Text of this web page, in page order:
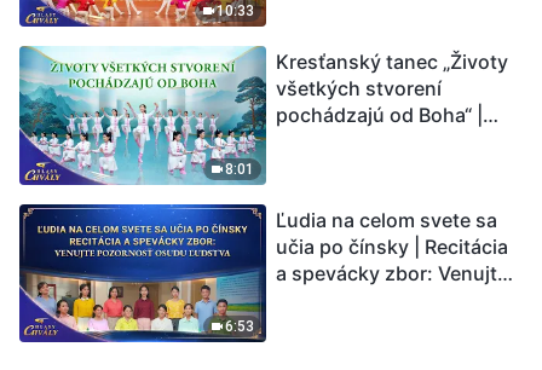
10:33
8:01
Kresťanský tanec „Životy
všetkých stvorení
pochádzajú od Boha“ |
6:53
Ľudia na celom svete sa
učia po čínsky | Recitácia
a spevácky zbor: Venujte